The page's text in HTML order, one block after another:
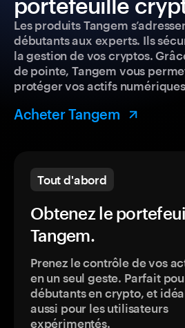
portefeuille
Les produits Tangem
débutants aux experts. Ils
la gestion de vos cryptos.
de pointe, Tangem vous
protéger vos actifs
Acheter Tangem
Tout d'abord
Obtenez le
Tangem.
Prenez le contrôle de vos
en un seul geste. Parfait
débutants en crypto, et
aussi pour les utilisateurs
expérimentés.